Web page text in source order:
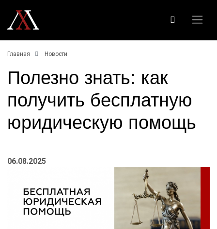
Главная Новости
Полезно знать: как
получить бесплатную
юридическую помощь
06.08.2025